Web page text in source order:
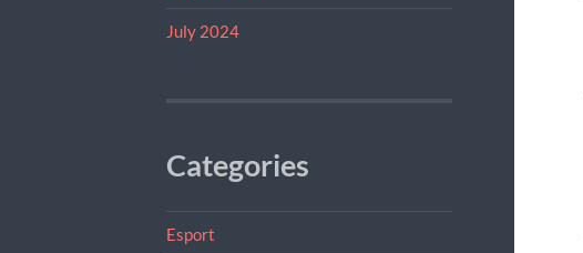
July 2024
Categories
Esport